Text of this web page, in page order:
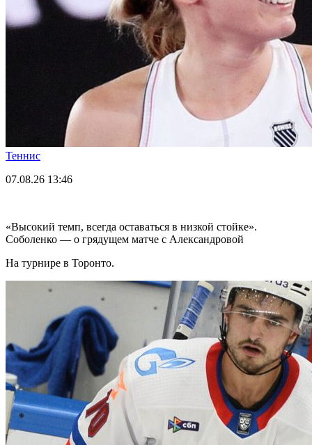
Теннис
07.08.26 13:46
«Высокий темп, всегда оставаться в низкой стойке».
Соболенко — о грядущем матче с Александровой
На турнире в Торонто.